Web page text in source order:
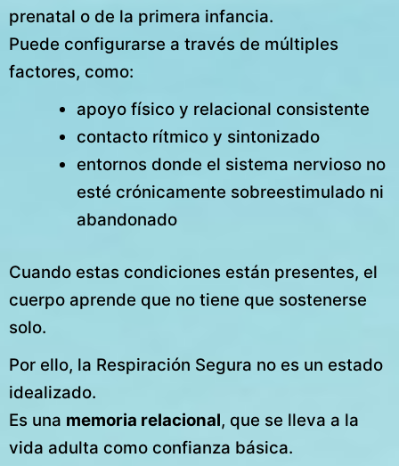
prenatal o de la primera infancia.
Puede configurarse a través de múltiples
factores, como:
apoyo físico y relacional consistente
contacto rítmico y sintonizado
entornos donde el sistema nervioso no
esté crónicamente sobreestimulado ni
abandonado
Cuando estas condiciones están presentes, el
cuerpo aprende que no tiene que sostenerse
solo.
Por ello, la Respiración Segura no es un estado
idealizado.
Es una memoria relacional, que se lleva a la
vida adulta como confianza básica.